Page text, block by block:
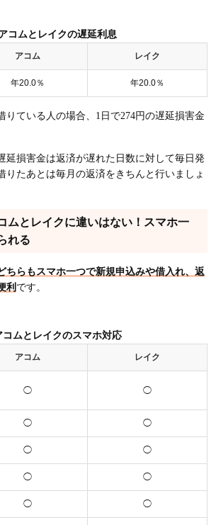
コムとレイクの遅延利息
アコム レイク
年20.0％ 年20.0％
りている人の場合、1日で274円の遅延損害金
延損害金は返済が遅れた日数に対して毎日発
りたあとは毎月の返済をきちんと行いましょ
ムとレイクに違いはない！スマホ一
れる
ちらもスマホ一つで新規申込みや借入れ、返
利 です。
コムとレイクのスマホ対応
アコム レイク
◯ ◯
◯ ◯
◯ ◯
◯ ◯
◯ ◯